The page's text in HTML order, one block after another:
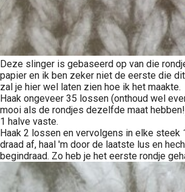
Deze slinger is gebaseerd op van die
papier en ik ben zeker niet de eerste die
zal je hier wel laten zien hoe ik het maakte.
Haak ongeveer 35 lossen (onthoud wel
mooi als de rondjes dezelfde maat
1 halve vaste.
Haak 2 lossen en vervolgens in elke steek
draad af, haal 'm door de laatste lus en
begindraad. Zo heb je het eerste rondje